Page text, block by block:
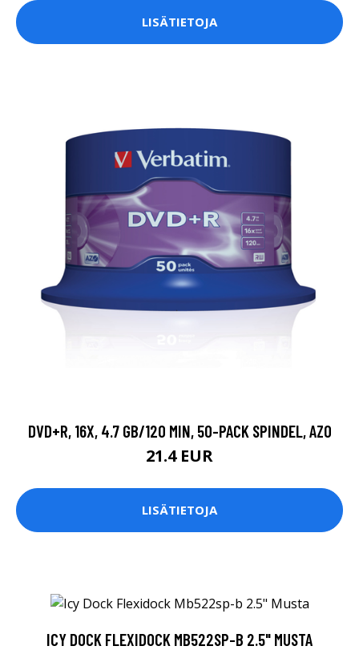
LISÄTIETOJA
DVD+R, 16X, 4.7 GB/120 MIN, 50-PACK SPINDEL, AZO
21.4 EUR
LISÄTIETOJA
ICY DOCK FLEXIDOCK MB522SP-B 2.5" MUSTA